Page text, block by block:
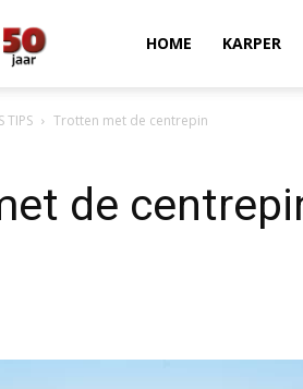
Magazine
HOME KARPER
TIPS Trotten met de centrepin
de